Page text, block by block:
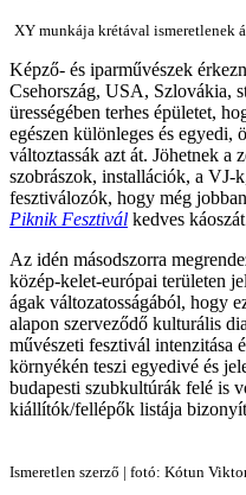
XY munkája krétával
Képző- és iparművészek
Csehország, USA, Szlovákia,
ürességében terhes épületet,
egészen különleges és egyedi,
változtassák azt át. Jöhetnek a
szobrászok, installációk, a VJ-
fesztiválozók, hogy még
Piknik Fesztivál kedves
Az idén másodszorra
közép-kelet-európai területen
ágak változatosságából, hogy
alapon szerveződő kulturális
művészeti fesztivál intenzitása
környékén teszi egyedivé és
budapesti szubkultúrák felé is
kiállítók/fellépők listája
Ismeretlen szerző | fotó: Kótun